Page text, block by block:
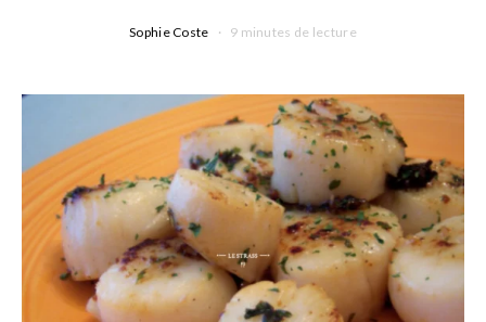
Sophie Coste 9 minutes de lecture